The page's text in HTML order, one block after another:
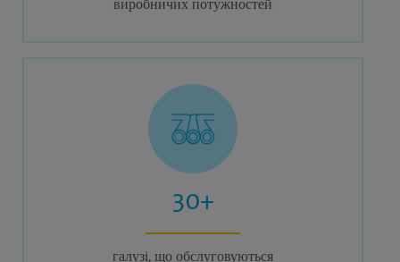
виробничих потужностей
30+
галузі, що обслуговуються